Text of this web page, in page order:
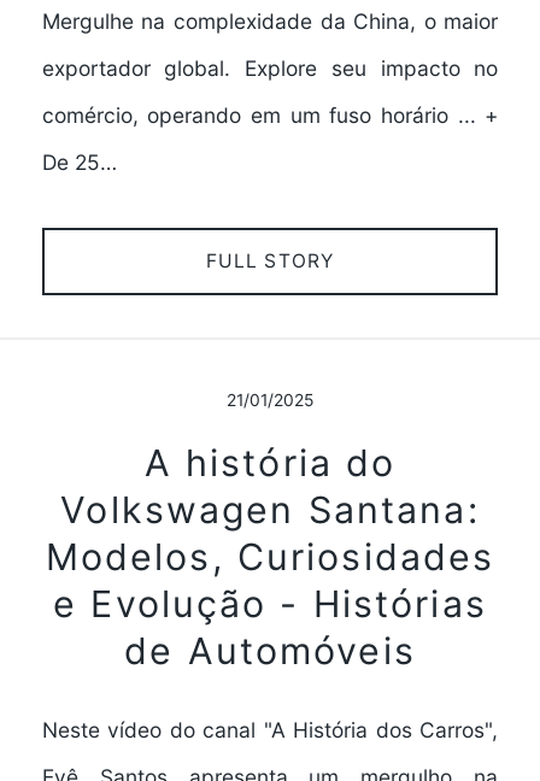
Mergulhe na complexidade da China, o maior
exportador global. Explore seu impacto no
comércio, operando em um fuso horário ... +
De 25…
FULL STORY
21/01/2025
A história do
Volkswagen Santana:
Modelos, Curiosidades
e Evolução - Histórias
de Automóveis
Neste vídeo do canal "A História dos Carros",